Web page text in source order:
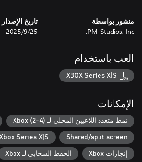
before the storm!
منشور بواسطة
PM-Studios, Inc.
تاريخ الإصدار
25‏/9‏/2025
العب باستخدام
XBOX Series X|S
الإمكانات
نمط متعدد اللاعبين المحلي لـ Xbox (2-4)
Shared/split screen
Series X|S
إنجازات Xbox الحفظ السحابي لـ Xbox